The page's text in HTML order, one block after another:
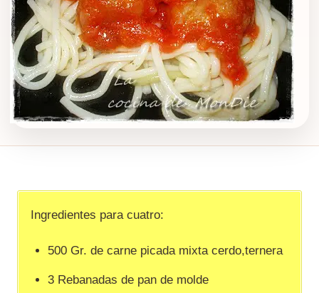
Ingredientes para cuatro:
500 Gr. de carne picada mixta cerdo,ternera
3 Rebanadas de pan de molde